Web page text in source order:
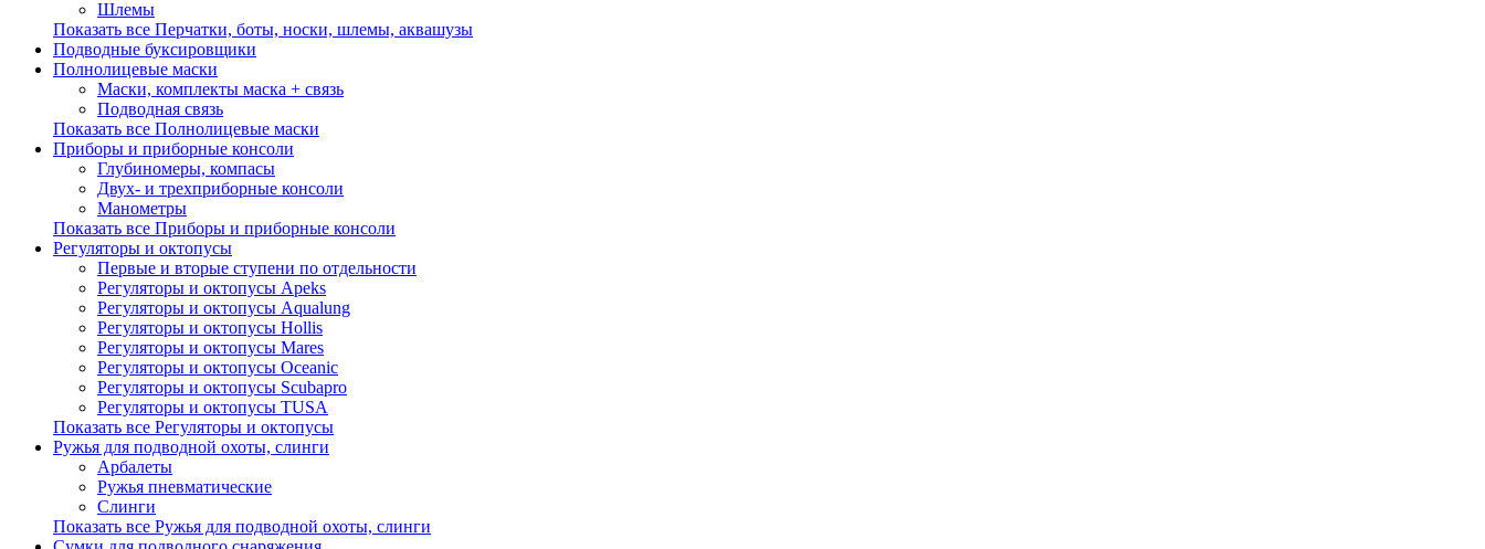
Шлемы
Показать все Перчатки, боты, носки, шлемы, аквашузы
Подводные буксировщики
Полнолицевые маски
Маски, комплекты маска + связь
Подводная связь
Показать все Полнолицевые маски
Приборы и приборные консоли
Глубиномеры, компасы
Двух- и трехприборные консоли
Манометры
Показать все Приборы и приборные консоли
Регуляторы и октопусы
Первые и вторые ступени по отдельности
Регуляторы и октопусы Apeks
Регуляторы и октопусы Aqualung
Регуляторы и октопусы Hollis
Регуляторы и октопусы Mares
Регуляторы и октопусы Oceanic
Регуляторы и октопусы Scubapro
Регуляторы и октопусы TUSA
Показать все Регуляторы и октопусы
Ружья для подводной охоты, слинги
Арбалеты
Ружья пневматические
Слинги
Показать все Ружья для подводной охоты, слинги